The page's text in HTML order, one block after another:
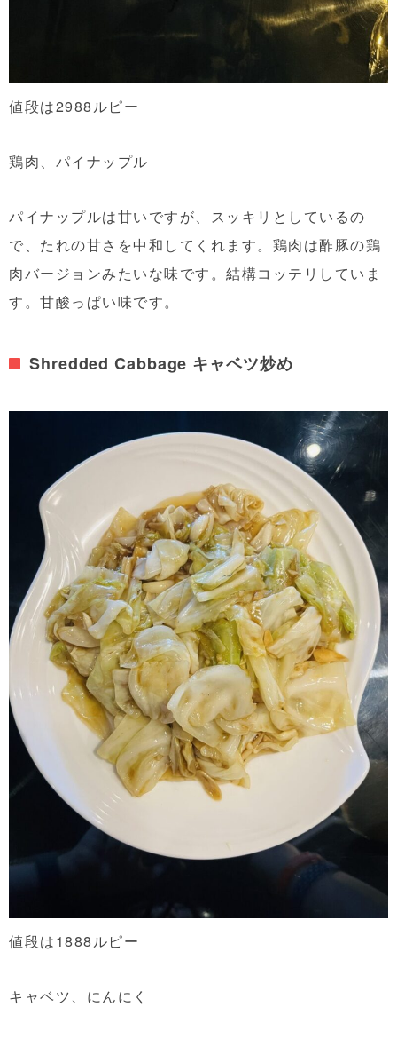
値段は2988ルピー
鶏肉、パイナップル
パイナップルは甘いですが、スッキリとしているの
で、たれの甘さを中和してくれます。鶏肉は酢豚の鶏
肉バージョンみたいな味です。結構コッテリしていま
す。甘酸っぱい味です。
Shredded Cabbage キャベツ炒め
値段は1888ルピー
キャベツ、にんにく